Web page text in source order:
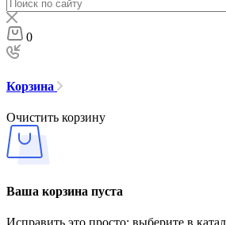
0
Корзина
Очистить корзину
Ваша корзина пуста